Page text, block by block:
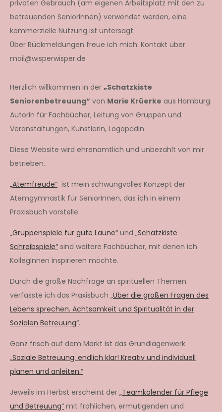
privaten Gebrauch (am eigenen Arbeitsplatz mit den zu
betreuenden SeniorInnen) verwendet werden, eine
kommerzielle Nutzung ist untersagt.
Über Rückmeldungen freue ich mich: Kontakt über
mail@wisperwisper.de
Herzlich willkommen in der „Schatzkiste
Seniorenbetreuung“ von Marie Krüerke aus Hamburg:
Autorin für Fachbücher, Leitung von Gruppen und
Veranstaltungen, Künstlerin, Logopädin.
Diese Website wird ehrenamtlich und unbezahlt von mir
betrieben.
„Atemfreude“ ist mein schwungvolles Konzept der
Atemgymnastik für SeniorInnen, das ich in einem
Praxisbuch vorstelle.
„Gruppenspiele für gute Laune“ und „Schatzkiste
Schreibspiele“ sind weitere Fachbücher, mit denen ich
KollegInnen inspirieren möchte.
Durch die große Nachfrage an spirituellen Themen
verfasste ich das Praxisbuch „Über die großen Fragen des
Lebens sprechen. Achtsamkeit und Spiritualität in der
Sozialen Betreuung“.
Ganz frisch auf dem Markt ist das Grundlagenwerk
„Soziale Betreuung: endlich klar! Kreativ und individuell
planen und anleiten.“
Jeweils im Herbst erscheint der „Teamkalender für Pflege
und Betreuung“ mit fröhlichen, ermutigenden und